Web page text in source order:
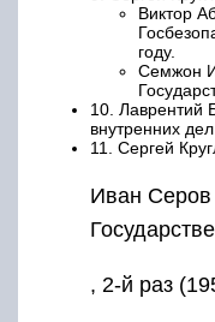
Виктор
году.
Семжон
10. Лаврентий
внутренних
11. Сергей
Иван Серов
, 2-й раз